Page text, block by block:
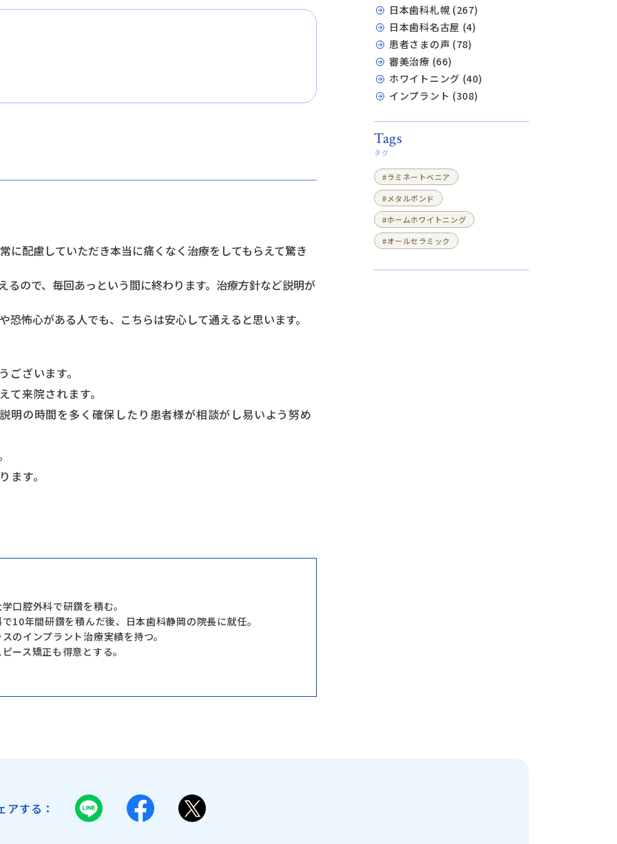
に配慮していただき本当に痛くなく治療をしてもらえて驚き
るので、毎回あっという間に終わります。治療方針など説明が
怖心がある人でも、こちらは安心して通えると思います。
ざいます。
来院されます。
明の時間を多く確保したり患者様が相談がし易いよう努め
ます。
口腔外科で研鑽を積む。
10年間研鑽を積んだ後、日本歯科静岡の院長に就任。
のインプラント治療実績を持つ。
ース矯正も得意とする。
日本歯科札幌 (267)
日本歯科名古屋 (4)
患者さまの声 (78)
審美治療 (66)
ホワイトニング (40)
インプラント (308)
Tags
タグ
#ラミネートベニア
#メタルボンド
#ホームホワイトニング
#オールセラミック
アする：